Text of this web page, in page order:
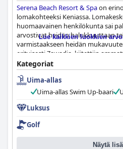
Serena Beach Resort & Spaon
lomakohteeksi Keniassa.
huomaavainen henkilökunta sai
arvostivat heidän halukkuuttaan
varmistaakseen heidän
erityisesti Zawadia, kiitettiin
avuliaisuudesta. Sijainti, josta oli
altaalle, oli toinen oleskelun
vaikuttuneita ruoan laadusta, joka
lomakeskusten tason. Kaiken
tarjoaa vaikuttavan
henkilökunnalla, sijainnilla,
Lue kaikkien luokkien
Kategoriat
Uima-allas
Uima-allas Swim Up-baari
Luksus
Golf
Näytä